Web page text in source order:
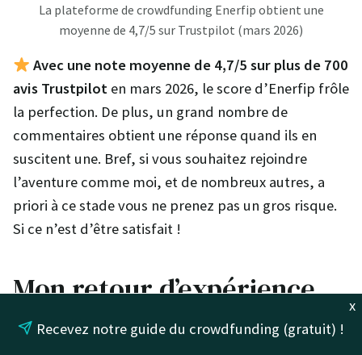
La plateforme de crowdfunding Enerfip obtient une
moyenne de 4,7/5 sur Trustpilot (mars 2026)
Avec une note moyenne de 4,7/5 sur plus de 700
avis Trustpilot en mars 2026, le score d’Enerfip frôle
la perfection. De plus, un grand nombre de
commentaires obtient une réponse quand ils en
suscitent une. Bref, si vous souhaitez rejoindre
l’aventure comme moi, et de nombreux autres, a
priori à ce stade vous ne prenez pas un gros risque.
Si ce n’est d’être satisfait !
Mon retour d’expérience
après plus de 10 000€
x
Recevez notre guide du crowdfunding (gratuit) !